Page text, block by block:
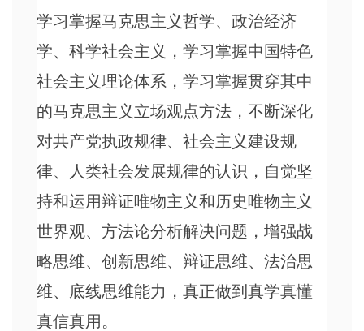
学习掌握马克思主义哲学、政治经济
学、科学社会主义，学习掌握中国特色
社会主义理论体系，学习掌握贯穿其中
的马克思主义立场观点方法，不断深化
对共产党执政规律、社会主义建设规
律、人类社会发展规律的认识，自觉坚
持和运用辩证唯物主义和历史唯物主义
世界观、方法论分析解决问题，增强战
略思维、创新思维、辩证思维、法治思
维、底线思维能力，真正做到真学真懂
真信真用。